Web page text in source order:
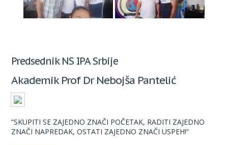
Predsednik NS IPA Srbije
Akademik Prof Dr Nebojša Pantelić
“SKUPITI SE ZAJEDNO ZNAČI POČETAK, RADITI ZAJEDNO
ZNAČI NAPREDAK, OSTATI ZAJEDNO ZNAČI USPEH!“